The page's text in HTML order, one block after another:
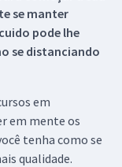
se manter
pode lhe
se distanciando
em
em mente os
tenha como se
qualidade.